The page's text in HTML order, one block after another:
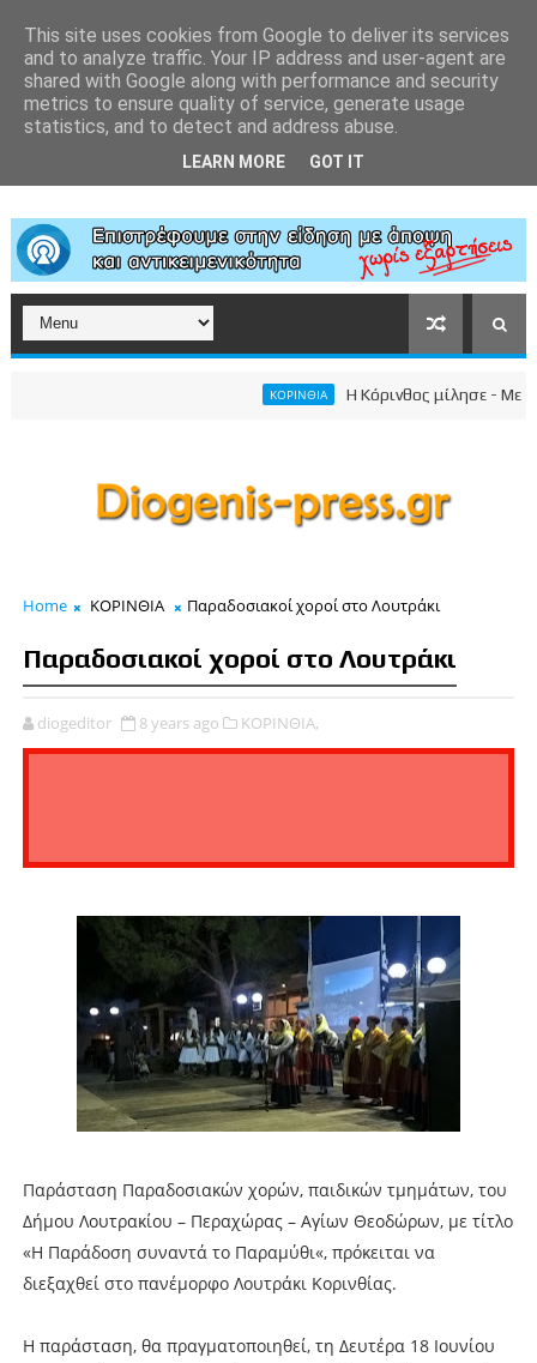
ΚΟΡΙΝΘΙΑ Η Κόρινθος μίλησε -
Home ΚΟΡΙΝΘΙΑ Παραδοσιακοί χοροί στο Λουτράκι
Παραδοσιακοί χοροί στο Λουτράκι
diogeditor 8 years ago ΚΟΡΙΝΘΙΑ,
Παράσταση Παραδοσιακών χορών, παιδικών τμημάτων, του
Δήμου Λουτρακίου – Περαχώρας – Αγίων Θεοδώρων, με τίτλο
«Η Παράδοση συναντά το Παραμύθι«, πρόκειται να
διεξαχθεί στο πανέμορφο Λουτράκι Κορινθίας.
Η παράσταση, θα πραγματοποιηθεί, τη Δευτέρα 18 Ιουνίου
This site uses cookies from Google to deliver its services
and to analyze traffic. Your IP address and user-agent are
shared with Google along with performance and security
metrics to ensure quality of service, generate usage
statistics, and to detect and address abuse.
LEARN MORE GOT IT